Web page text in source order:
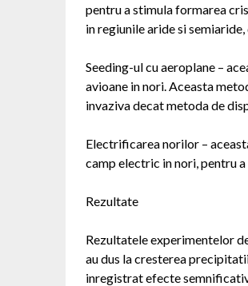
pentru a stimula formarea
in regiunile aride si
Seeding-ul cu aeroplane –
avioane in nori. Aceasta
invaziva decat metoda de
Electrificarea norilor –
camp electric in nori, pentru
Rezultate
Rezultatele experimentelor
au dus la cresterea
inregistrat efecte